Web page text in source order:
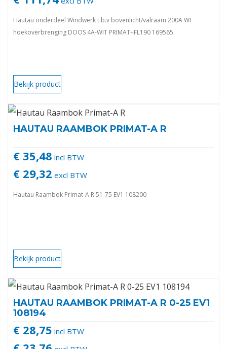
Hautau onderdeel Windwerk t.b.v bovenlicht/valraam 200A WI
hoekoverbrenging DOOS 4A-WIT PRIMAT+FL190 169565
Bekijk product
HAUTAU RAAMBOK PRIMAT-A R
€ 35,48 incl BTW
€ 29,32 excl BTW
Hautau Raambok Primat-A R 51-75 EV1 108200
Bekijk product
HAUTAU RAAMBOK PRIMAT-A R 0-25 EV1
108194
€ 28,75 incl BTW